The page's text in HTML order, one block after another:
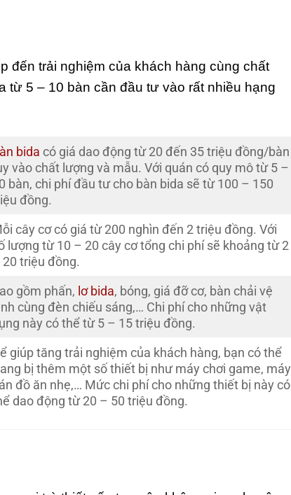
đến trải nghiệm của khách hàng cùng chất
từ 5 – 10 bàn cần đầu tư vào rất nhiều hạng
bida có giá dao động từ 20 đến 35 triệu đồng/bàn
vào chất lượng và mẫu. Với quán có quy mô từ 5 –
bàn, chi phí đầu tư cho bàn bida sẽ từ 100 – 150
đồng.
cây cơ có giá từ 200 nghìn đến 2 triệu đồng. Với
lượng từ 10 – 20 cây cơ tổng chi phí sẽ khoảng từ 2
20 triệu đồng.
gồm phấn, lơ bida, bóng, giá đỡ cơ, bàn chải vệ
cùng đèn chiếu sáng,… Chi phí cho những vật
này có thể từ 5 – 15 triệu đồng.
giúp tăng trải nghiệm của khách hàng, bạn có thể
bị thêm một số thiết bị như máy chơi game, máy
đồ ăn nhẹ,… Mức chi phí cho những thiết bị này có
dao động từ 20 – 50 triệu đồng.